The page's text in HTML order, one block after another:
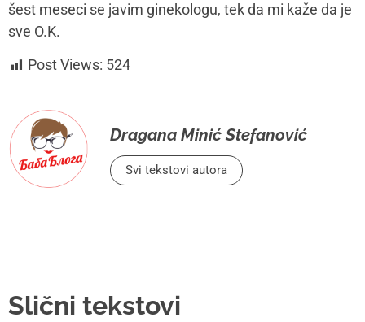
šest meseci se javim ginekologu, tek da mi kaže da je
sve O.K.
Post Views: 524
Dragana Minić Stefanović
Svi tekstovi autora
Slični tekstovi